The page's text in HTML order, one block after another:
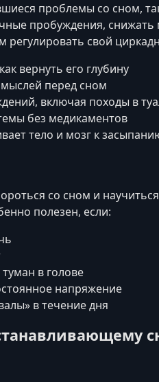
проблемы со сном,
пробуждения,
регулировать свой
вернуть его глубину
перед сном
включая походы в
без медикаментов
тело и мозг к
со сном и
полезен, если:
в голове
напряжение
в течение дня